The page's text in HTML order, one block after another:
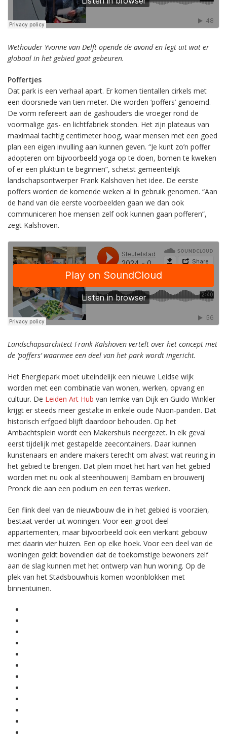
Wethouder Yvonne van Delft opende de avond en legt uit wat er
globaal in het gebied gaat gebeuren.
Poffertjes
Dat park is een verhaal apart. Er komen tientallen cirkels met
een doorsnede van tien meter. Die worden ‘poffers’ genoemd.
De vorm refereert aan de gashouders die vroeger rond de
voormalige gas- en lichtfabriek stonden. Het zijn plateaus van
maximaal tachtig centimeter hoog, waar mensen met een goed
plan een eigen invulling aan kunnen geven. “Je kunt zo’n poffer
adopteren om bijvoorbeeld yoga op te doen, bomen te kweken
of er een pluktuin te beginnen”, schetst gemeentelijk
landschapsontwerper Frank Kalshoven het idee. De eerste
poffers worden de komende weken al in gebruik genomen. “Aan
de hand van die eerste voorbeelden gaan we dan ook
communiceren hoe mensen zelf ook kunnen gaan pofferen”,
zegt Kalshoven.
Landschapsarchitect Frank Kalshoven vertelt over het concept met
de ‘poffers’ waarmee een deel van het park wordt ingericht.
Het Energiepark moet uiteindelijk een nieuwe Leidse wijk
worden met een combinatie van wonen, werken, opvang en
cultuur. De Leiden Art Hub van Iemke van Dijk en Guido Winkler
krijgt er steeds meer gestalte in enkele oude Nuon-panden. Dat
historisch erfgoed blijft daardoor behouden. Op het
Ambachtsplein wordt een Makershuis neergezet. In elk geval
eerst tijdelijk met gestapelde zeecontainers. Daar kunnen
kunstenaars en andere makers terecht om alvast wat reuring in
het gebied te brengen. Dat plein moet het hart van het gebied
worden met nu ook al steenhouwerij Bambam en brouwerij
Pronck die aan een podium en een terras werken.
Een flink deel van de nieuwbouw die in het gebied is voorzien,
bestaat verder uit woningen. Voor een groot deel
appartementen, maar bijvoorbeeld ook een vierkant gebouw
met daarin vier huizen. Een op elke hoek. Voor een deel van de
woningen geldt bovendien dat de toekomstige bewoners zelf
aan de slag kunnen met het ontwerp van hun woning. Op de
plek van het Stadsbouwhuis komen woonblokken met
binnentuinen.